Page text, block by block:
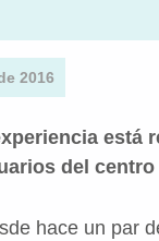
2016
está
del centro
hace un par